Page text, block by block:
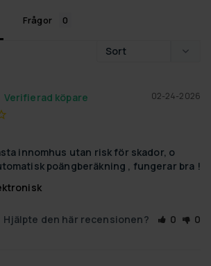
Frågor
02-24-2026
innomhus utan risk för skador, o
poängberäkning , fungerar bra !
Hjälpte den här recensionen? 0 0